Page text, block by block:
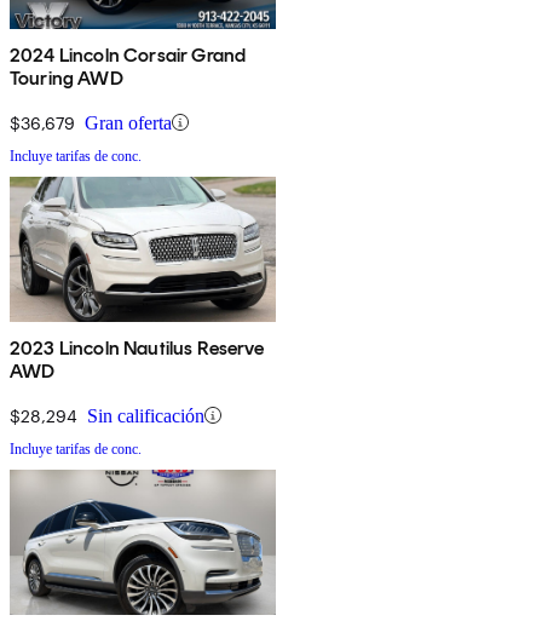
2024 Lincoln Corsair Grand
Touring AWD
$36,679 Gran oferta
Incluye tarifas de conc.
2023 Lincoln Nautilus Reserve
AWD
$28,294 Sin calificación
Incluye tarifas de conc.